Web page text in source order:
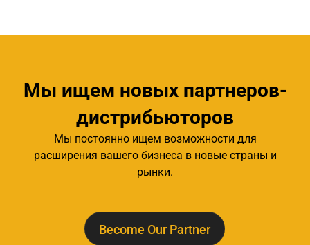
Мы ищем новых партнеров-
дистрибьюторов
Мы постоянно ищем возможности для
расширения вашего бизнеса в новые страны и
рынки.
Become Our Partner